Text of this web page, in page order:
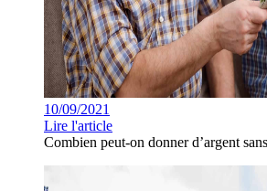
10/09/2021
Lire l'article
Combien peut-on donner d’argent